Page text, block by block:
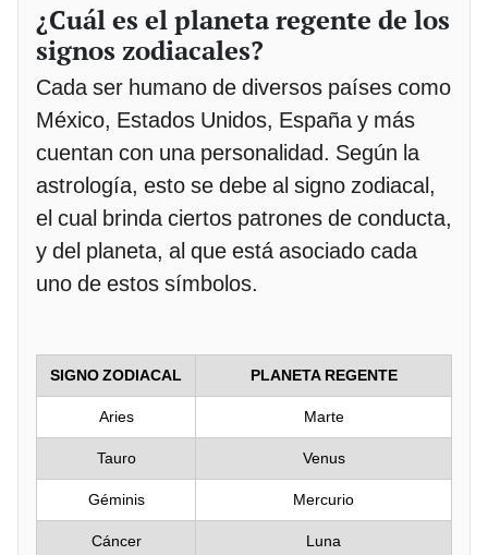
¿Cuál es el planeta regente de los
signos zodiacales?
Cada ser humano de diversos países como
México, Estados Unidos, España y más
cuentan con una personalidad. Según la
astrología, esto se debe al signo zodiacal,
el cual brinda ciertos patrones de conducta,
y del planeta, al que está asociado cada
uno de estos símbolos.
SIGNO ZODIACAL PLANETA REGENTE
Aries Marte
Tauro Venus
Géminis Mercurio
Cáncer Luna